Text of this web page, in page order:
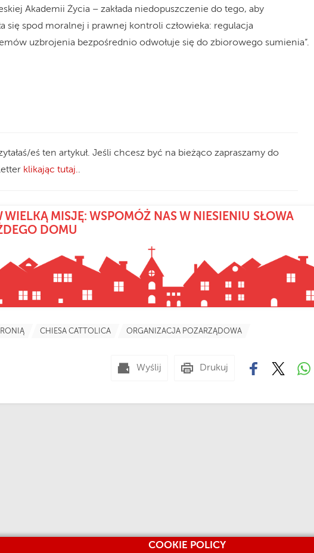
COOKIE POLICY
Akademii Życia – zakłada niedopuszczenie do tego, aby
się spod moralnej i prawnej kontroli człowieka: regulacja
uzbrojenia bezpośrednio odwołuje się do zbiorowego sumienia”.
eś ten artykuł. Jeśli chcesz być na bieżąco zapraszamy do
klikając tutaj..
WIELKĄ MISJĘ: WSPOMÓŻ NAS W NIESIENIU SŁOWA
DOMU
CHIESA CATTOLICA ORGANIZACJA POZARZĄDOWA
Wyślij Drukuj